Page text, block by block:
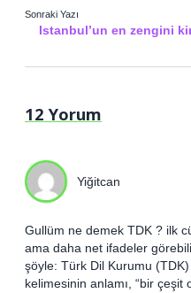
Sonraki Yazı
Istanbul’un en zengini
12 Yorum
Yiğitcan
Gullüm ne demek TDK ? ilk
ama daha net ifadeler
şöyle: Türk Dil Kurumu
kelimesinin anlamı, “bir çeşit